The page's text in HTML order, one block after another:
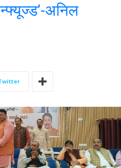
अनिल